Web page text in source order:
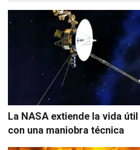
La NASA extiende la vida
con una maniobra técnica